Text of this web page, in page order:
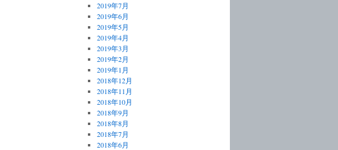
2019年7月
2019年6月
2019年5月
2019年4月
2019年3月
2019年2月
2019年1月
2018年12月
2018年11月
2018年10月
2018年9月
2018年8月
2018年7月
2018年6月